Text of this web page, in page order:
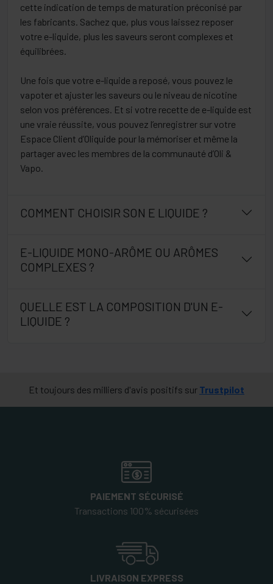
cette indication de temps de maturation préconisé par
les fabricants. Sachez que, plus vous laissez reposer
votre e-liquide, plus les saveurs seront complexes et
équilibrées.
Une fois que votre e-liquide a reposé, vous pouvez le
vapoter et ajuster les saveurs ou le niveau de nicotine
selon vos préférences. Et si votre recette de e-liquide est
une vraie réussite, vous pouvez l’enregistrer sur votre
Espace Client d’Oliquide pour la mémoriser et même la
partager avec les membres de la communauté d’Oli &
Vapo.
COMMENT CHOISIR SON E LIQUIDE ?
E-LIQUIDE MONO-ARÔME OU ARÔMES
COMPLEXES ?
QUELLE EST LA COMPOSITION D'UN E-
LIQUIDE ?
Et toujours des milliers d'avis positifs sur Trustpilot
PAIEMENT SÉCURISÉ
Transactions 100% sécurisées
LIVRAISON EXPRESS